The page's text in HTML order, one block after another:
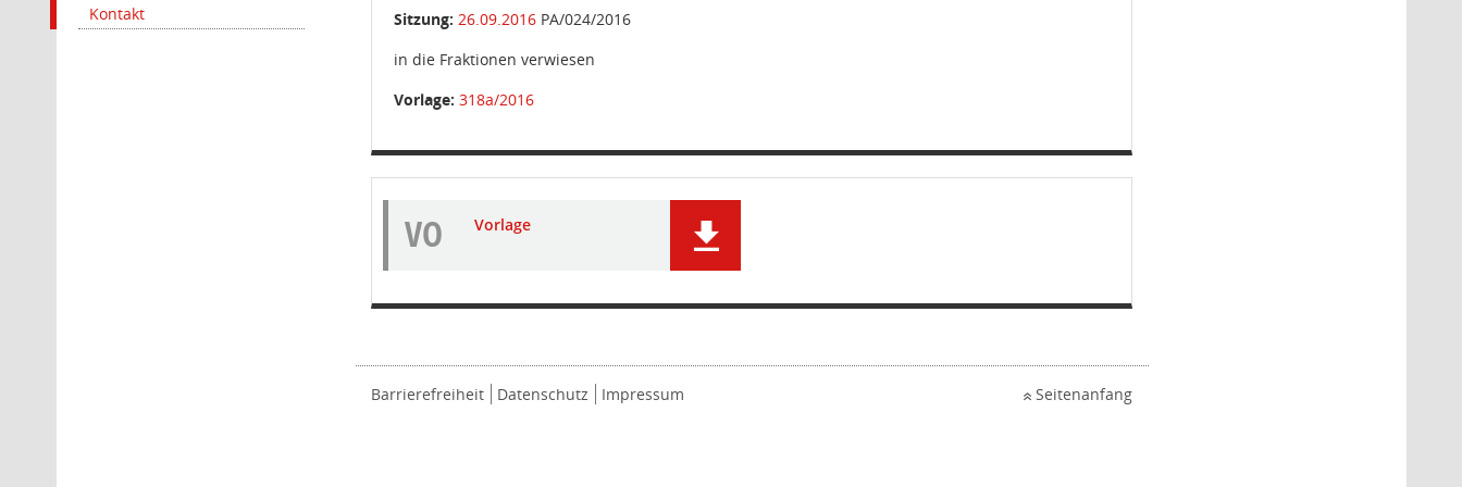
Kontakt Sitzung: 26.09.2016 PA/024/2016
in die Fraktionen verwiesen
Vorlage: 318a/2016
VO Vorlage
Barrierefreiheit Datenschutz Impressum Seitenanfang